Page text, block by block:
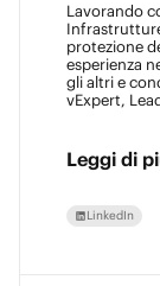
Lavorando
protezione
esperienza
gli altri e
vExpert,
Leggi di
LinkedIn